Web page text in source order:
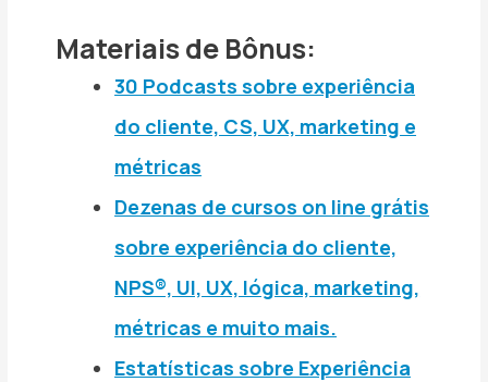
Materiais de Bônus:
30 Podcasts sobre experiência
do cliente, CS, UX, marketing e
métricas
Dezenas de cursos on line grátis
sobre experiência do cliente,
NPS®, UI, UX, lógica, marketing,
métricas e muito mais.
Estatísticas sobre Experiência